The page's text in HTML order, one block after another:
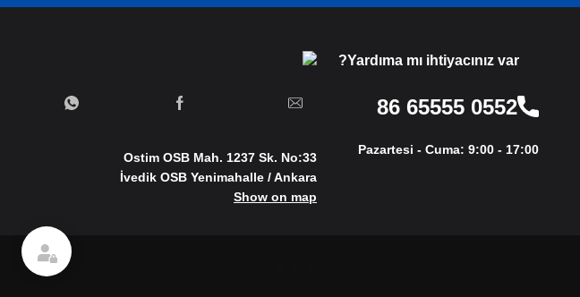
Ostim OSB Mah. 1237 Sk. No:33
İvedik OSB Yenimahalle / Ankara
Show on map
Yardıma mı ihtiyacınız var?
0552 65555 86
Pazartesi - Cuma: 9:00 - 17:00